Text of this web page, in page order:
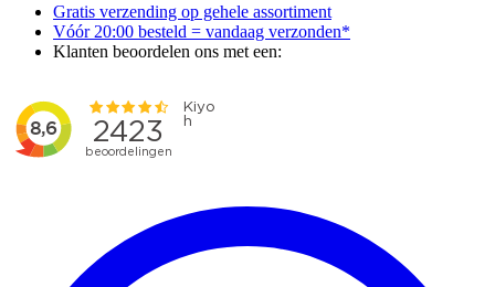
Gratis verzending op gehele assortiment
Vóór 20:00 besteld = vandaag verzonden*
Klanten beoordelen ons met een: